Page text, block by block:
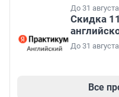
До 31
Скидка
До 31
Все